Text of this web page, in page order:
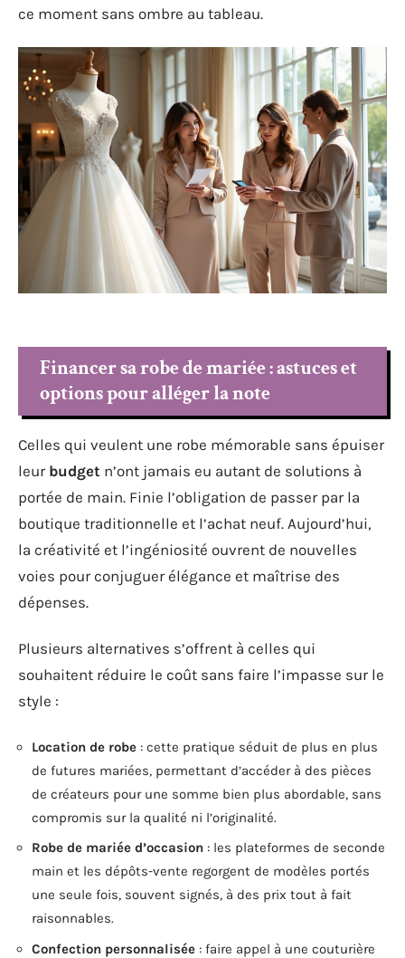
ce moment sans ombre au tableau.
Financer sa robe de mariée : astuces et
options pour alléger la note
Celles qui veulent une robe mémorable sans épuiser
leur budget n’ont jamais eu autant de solutions à
portée de main. Finie l’obligation de passer par la
boutique traditionnelle et l’achat neuf. Aujourd’hui,
la créativité et l’ingéniosité ouvrent de nouvelles
voies pour conjuguer élégance et maîtrise des
dépenses.
Plusieurs alternatives s’offrent à celles qui
souhaitent réduire le coût sans faire l’impasse sur le
style :
Location de robe : cette pratique séduit de plus en plus
de futures mariées, permettant d’accéder à des pièces
de créateurs pour une somme bien plus abordable, sans
compromis sur la qualité ni l’originalité.
Robe de mariée d’occasion : les plateformes de seconde
main et les dépôts-vente regorgent de modèles portés
une seule fois, souvent signés, à des prix tout à fait
raisonnables.
Confection personnalisée : faire appel à une couturière